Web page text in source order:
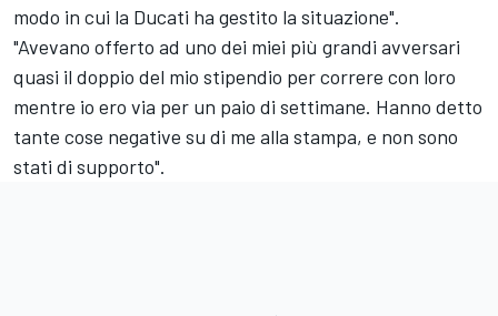
modo in cui la Ducati ha gestito la situazione".
"Avevano offerto ad uno dei miei più grandi avversari
quasi il doppio del mio stipendio per correre con loro
mentre io ero via per un paio di settimane. Hanno detto
tante cose negative su di me alla stampa, e non sono
stati di supporto".